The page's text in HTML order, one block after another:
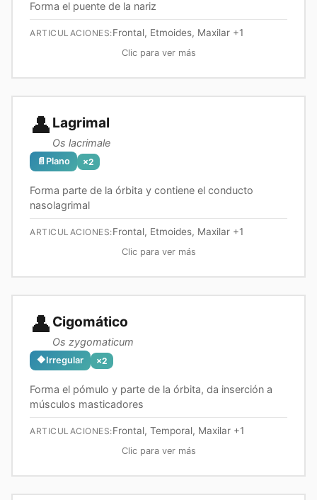
Forma el puente de la nariz
ARTICULACIONES:Frontal, Etmoides, Maxilar+1
Clic para ver más
👤 Lagrimal
Os lacrimale
📄 Plano ×2
Forma parte de la órbita y contiene el conducto
nasolagrimal
ARTICULACIONES:Frontal, Etmoides, Maxilar+1
Clic para ver más
👤 Cigomático
Os zygomaticum
🔶Irregular ×2
Forma el pómulo y parte de la órbita, da inserción a
músculos masticadores
ARTICULACIONES:Frontal, Temporal, Maxilar+1
Clic para ver más